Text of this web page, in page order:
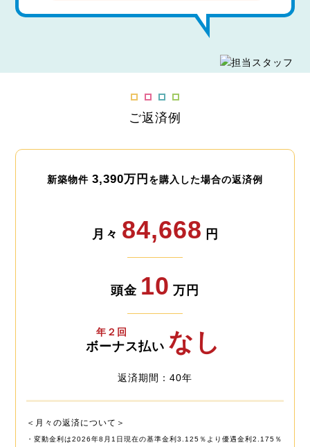
ご返済例
新築物件 3,390万円 を購入した場合の返済例
月々 84,668 円
頭金 10 万円
年２回
ボーナス払い なし
返済期間：40年
＜月々の返済について＞
・変動金利は2026年8月1日現在の基準金利3.125％より優遇金利2.175％